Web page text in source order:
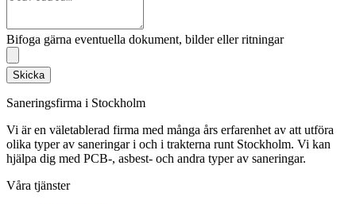
Bifoga gärna eventuella dokument, bilder eller ritningar
Skicka
Saneringsfirma i Stockholm
Vi är en väletablerad firma med många års erfarenhet av att utföra
olika typer av saneringar i och i trakterna runt Stockholm. Vi kan
hjälpa dig med PCB-, asbest- och andra typer av saneringar.
Våra tjänster